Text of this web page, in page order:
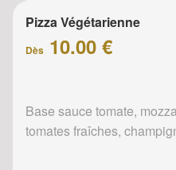
Pizza Végétarienne
Dès 10.00 €
Base sauce tomate,
tomates fraîches,